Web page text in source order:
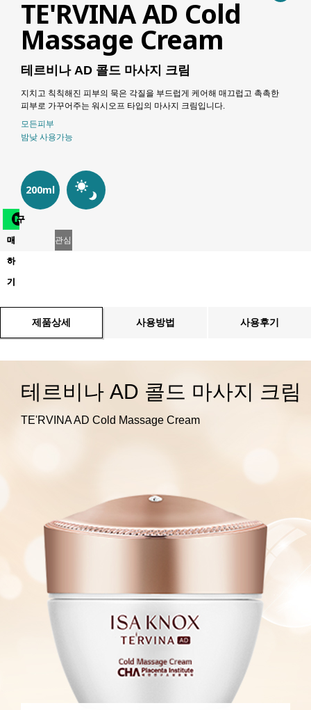
TE'RVINA AD Cold
Massage Cream
테르비나 AD 콜드 마사지 크림
지치고 칙칙해진 피부의 묵은 각질을 부드럽게 케어해 매끄럽고 촉촉한
피부로 가꾸어주는 워시오프 타입의 마사지 크림입니다.
모든피부
밤낮 사용가능
200ml
구
매
하
기
관심
제품상세 사용방법 사용후기
테르비나 AD 콜드 마사지 크림
TE'RVINA AD Cold Massage Cream